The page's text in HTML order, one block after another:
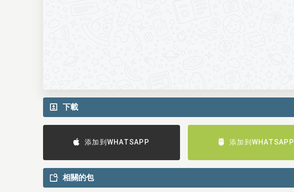
下載
添加到WHATSAPP 添加到WHATSAPP
相關的包